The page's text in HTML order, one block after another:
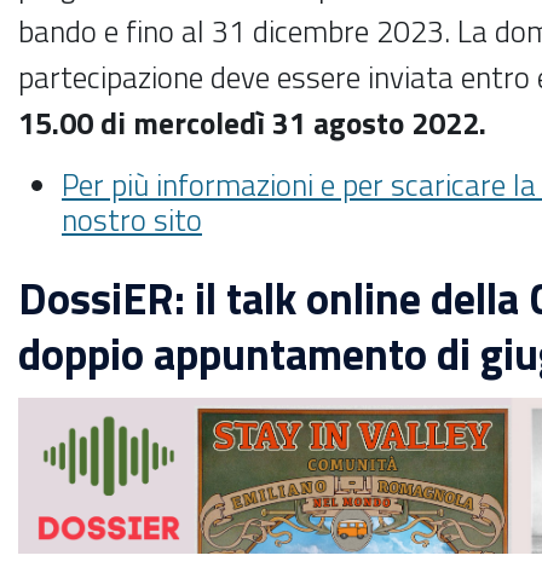
bando e fino al 31 dicembre 2023. La
partecipazione deve essere inviata entro
15.00 di mercoledì 31 agosto 2022.
Per più informazioni e per scaricare
nostro sito
DossiER: il talk online della
doppio appuntamento di